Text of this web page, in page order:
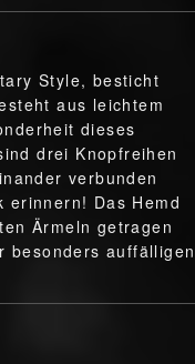
Style, besticht
aus leichtem
dieses
drei Knopfreihen
verbunden
Das Hemd
Ärmeln getragen
besonders auffälligen